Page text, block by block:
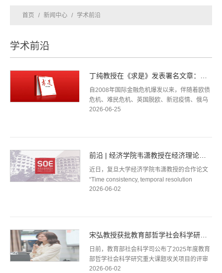
首页 / 新闻中心 / 学术前沿
学术前沿
自2008年国际金融危机爆发以来，伴随着欧债
危机、难民危机、英国脱欧、新冠疫情、俄乌
冲突、美以伊冲突等一系列内外冲击，欧洲经
2026-06-25
近日，复旦大学经济学院韦潇教授的合作论文
“Time consistency, temporal resolution
indifference, and the separation of time and
2026-06-02
日前，教育部社会科学司公布了2025年度教育
部哲学社会科学研究重大课题攻关项目的评审
结果。由经济学院宋弘教授作为首席专家牵头
2026-06-02